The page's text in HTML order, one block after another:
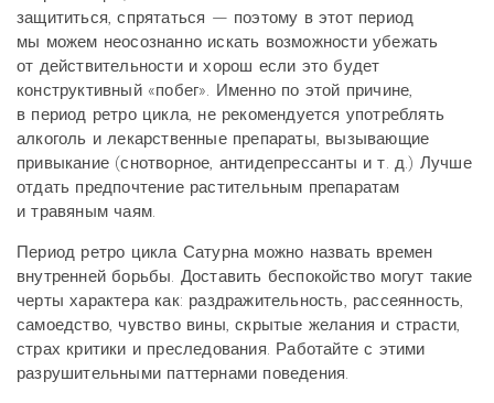
защититься, спрятаться — поэтому в этот период
мы можем неосознанно искать возможности убежать
от действительности и хорош если это будет
конструктивный «побег». Именно по этой причине,
в период ретро цикла, не рекомендуется употреблять
алкоголь и лекарственные препараты, вызывающие
привыкание (снотворное, антидепрессанты и т. д.) Лучше
отдать предпочтение растительным препаратам
и травяным чаям.
Период ретро цикла Сатурна можно назвать времен
внутренней борьбы. Доставить беспокойство могут такие
черты характера как: раздражительность, рассеянность,
самоедство, чувство вины, скрытые желания и страсти,
страх критики и преследования. Работайте с этими
разрушительными паттернами поведения.